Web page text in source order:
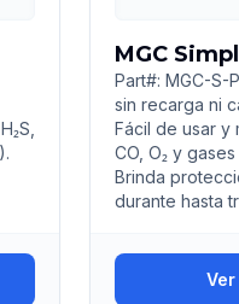
MGC
Part#: MGC-S-
sin recarga ni
Fácil de usar y
CO, O₂ y
Brinda
durante hasta